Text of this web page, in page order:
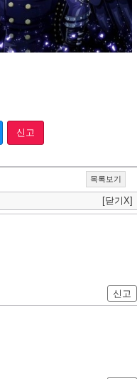
신고
목록보기
[닫기X]
신고